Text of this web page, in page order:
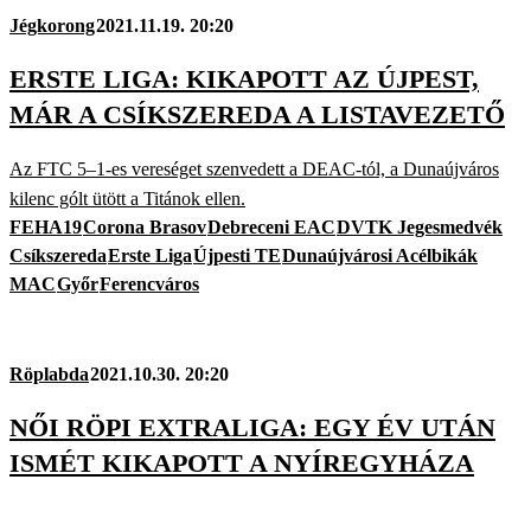
Jégkorong2021.11.19. 20:20
ERSTE LIGA: KIKAPOTT AZ ÚJPEST,
MÁR A CSÍKSZEREDA A LISTAVEZETŐ
Az FTC 5–1-es vereséget szenvedett a DEAC-tól, a Dunaújváros
kilenc gólt ütött a Titánok ellen.
FEHA19Corona BrasovDebreceni EACDVTK Jegesmedvék
CsíkszeredaErste LigaÚjpesti TEDunaújvárosi Acélbikák
MACGyőrFerencváros
Röplabda2021.10.30. 20:20
NŐI RÖPI EXTRALIGA: EGY ÉV UTÁN
ISMÉT KIKAPOTT A NYÍREGYHÁZA